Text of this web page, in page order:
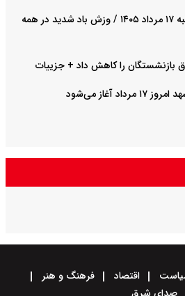
وضعیت هوای کشور امروز شنبه ۱۷ مرداد ۱۴۰۵ / وزش باد شدید در همه
بازنشستگان را کاهش داد + جزییات
آغاز می‌شود
اقتصاد
فرهنگ و هنر